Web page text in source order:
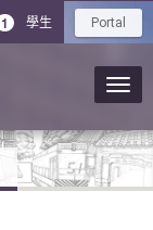
1 學生 Portal